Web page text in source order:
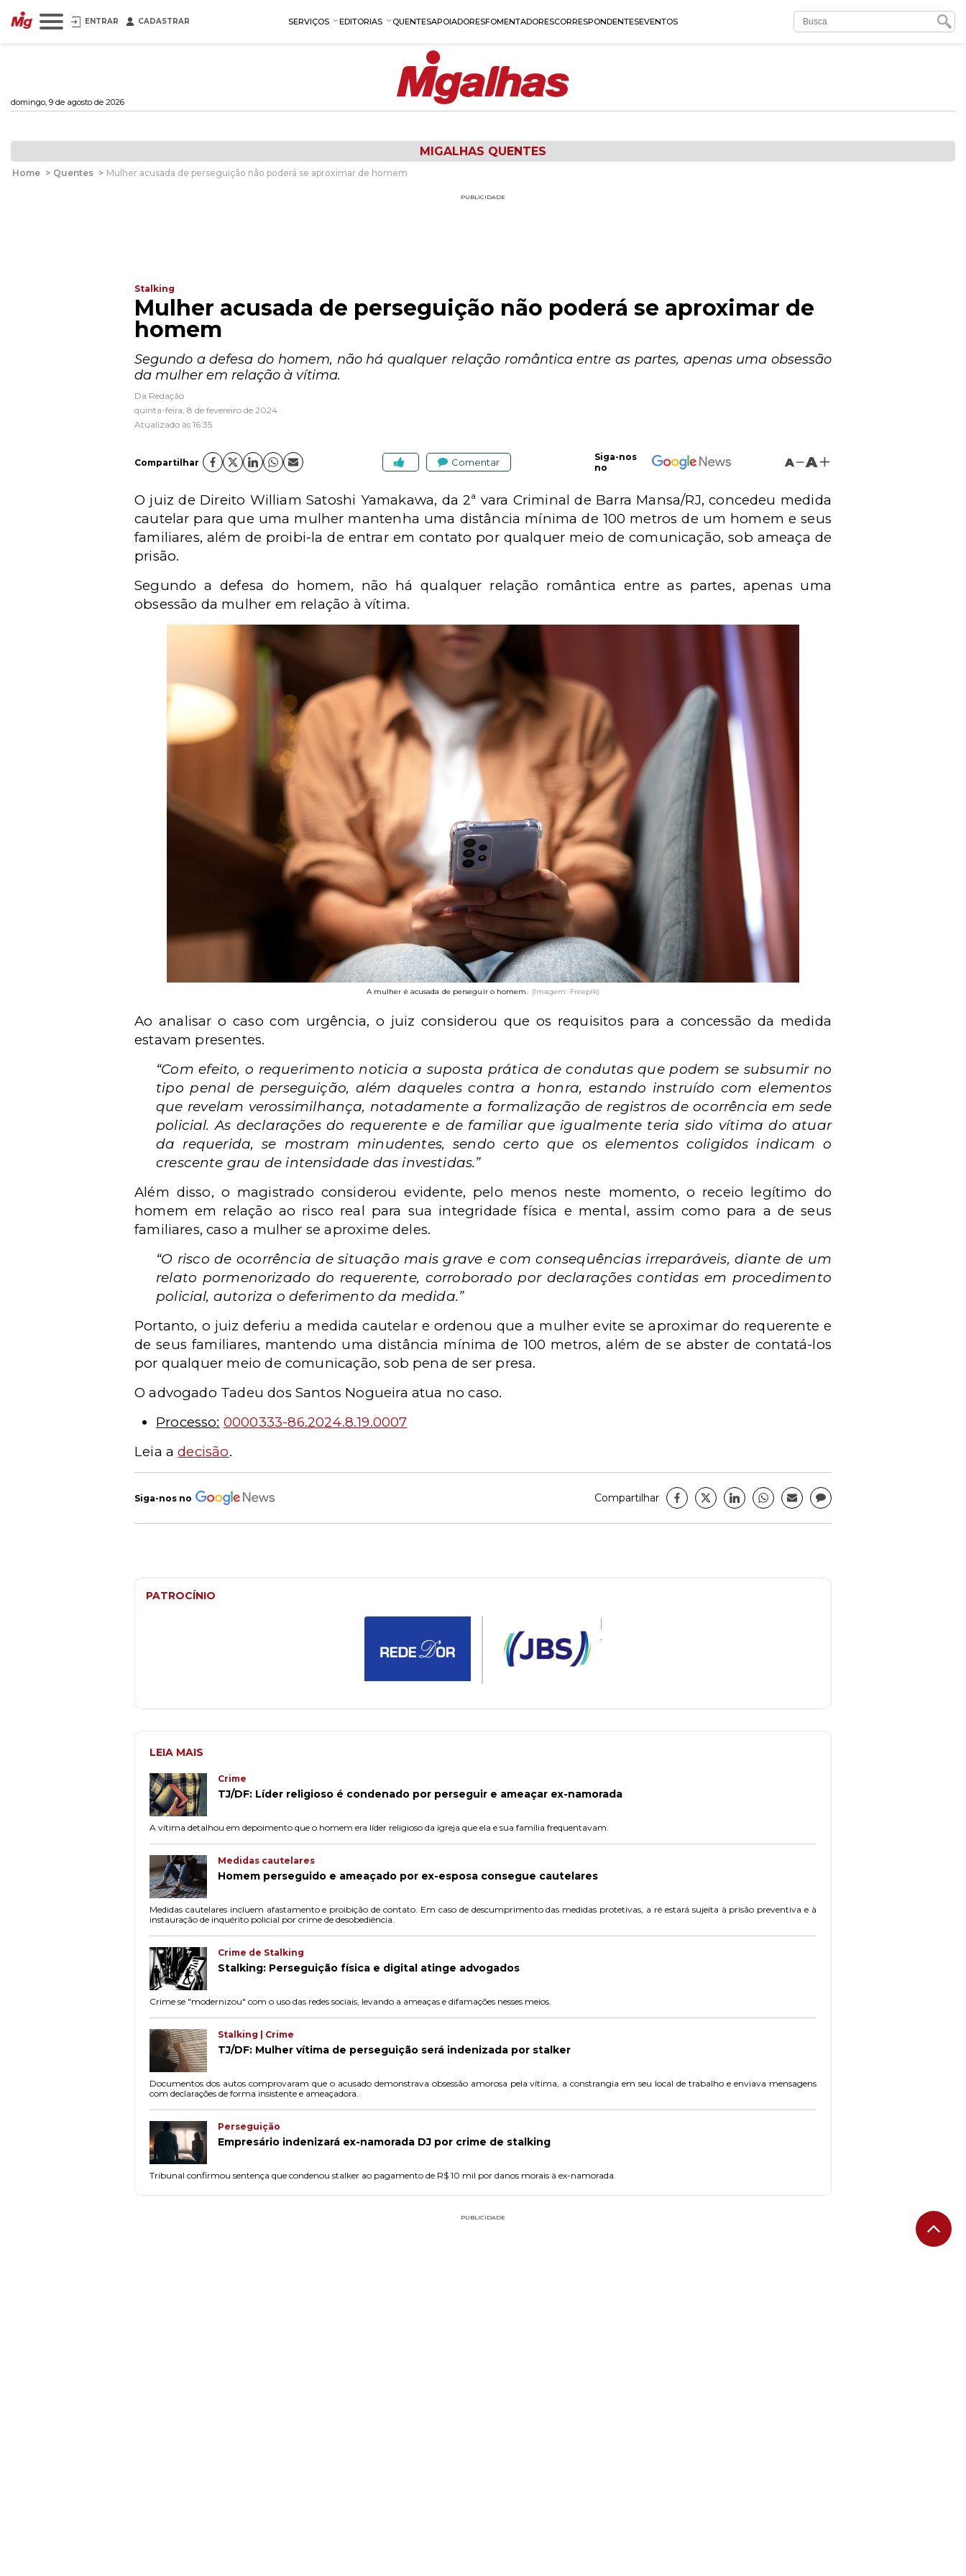
ENTRAR CADASTRAR SERVIÇOS EDITORIAS QUENTESAPOIADORESFOMENTADORESCORRESPONDENTESEVENTOS
domingo, 9 de agosto de 2026
MIGALHAS QUENTES
Home > Quentes > Mulher acusada de perseguição não poderá se aproximar de homem
PUBLICIDADE
Stalking
Mulher acusada de perseguição não poderá se aproximar de
homem
Segundo a defesa do homem, não há qualquer relação romântica entre as partes, apenas uma obsessão
da mulher em relação à vítima.
Da Redação
quinta-feira, 8 de fevereiro de 2024
Atualizado às 16:35
Compartilhar Comentar
Siga-nos
no
A A
O juiz de Direito William Satoshi Yamakawa, da 2ª vara Criminal de Barra Mansa/RJ, concedeu medida
cautelar para que uma mulher mantenha uma distância mínima de 100 metros de um homem e seus
familiares, além de proibi-la de entrar em contato por qualquer meio de comunicação, sob ameaça de
prisão.
Segundo a defesa do homem, não há qualquer relação romântica entre as partes, apenas uma
obsessão da mulher em relação à vítima.
A mulher é acusada de perseguir o homem. (Imagem: Freepik)
Ao analisar o caso com urgência, o juiz considerou que os requisitos para a concessão da medida
estavam presentes.
“Com efeito, o requerimento noticia a suposta prática de condutas que podem se subsumir no
tipo penal de perseguição, além daqueles contra a honra, estando instruído com elementos
que revelam verossimilhança, notadamente a formalização de registros de ocorrência em sede
policial. As declarações do requerente e de familiar que igualmente teria sido vítima do atuar
da requerida, se mostram minudentes, sendo certo que os elementos coligidos indicam o
crescente grau de intensidade das investidas.”
Além disso, o magistrado considerou evidente, pelo menos neste momento, o receio legítimo do
homem em relação ao risco real para sua integridade física e mental, assim como para a de seus
familiares, caso a mulher se aproxime deles.
“O risco de ocorrência de situação mais grave e com consequências irreparáveis, diante de um
relato pormenorizado do requerente, corroborado por declarações contidas em procedimento
policial, autoriza o deferimento da medida.”
Portanto, o juiz deferiu a medida cautelar e ordenou que a mulher evite se aproximar do requerente e
de seus familiares, mantendo uma distância mínima de 100 metros, além de se abster de contatá-los
por qualquer meio de comunicação, sob pena de ser presa.
O advogado Tadeu dos Santos Nogueira atua no caso.
Processo: 0000333-86.2024.8.19.0007
Leia adecisão.
Siga-nos no Compartilhar
PATROCÍNIO
LEIA MAIS
Crime
TJ/DF: Líder religioso é condenado por perseguir e ameaçar ex-namorada
A vítima detalhou em depoimento que o homem era líder religioso da igreja que ela e sua família frequentavam.
Medidas cautelares
Homem perseguido e ameaçado por ex-esposa consegue cautelares
Medidas cautelares incluem afastamento e proibição de contato. Em caso de descumprimento das medidas protetivas, a ré estará sujeita à prisão preventiva e à
instauração de inquérito policial por crime de desobediência.
Crime de Stalking
Stalking: Perseguição física e digital atinge advogados
Crime se "modernizou" com o uso das redes sociais, levando a ameaças e difamações nesses meios.
Stalking | Crime
TJ/DF: Mulher vítima de perseguição será indenizada por stalker
Documentos dos autos comprovaram que o acusado demonstrava obsessão amorosa pela vítima, a constrangia em seu local de trabalho e enviava mensagens
com declarações de forma insistente e ameaçadora.
Perseguição
Empresário indenizará ex-namorada DJ por crime de stalking
Tribunal confirmou sentença que condenou stalker ao pagamento de R$ 10 mil por danos morais à ex-namorada.
PUBLICIDADE